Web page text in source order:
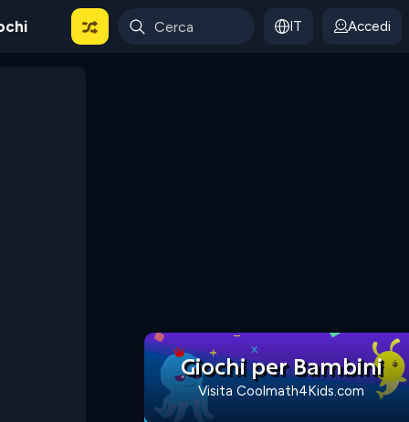
IT Accedi
Giochi per Bambini
Visita Coolmath4Kids.com